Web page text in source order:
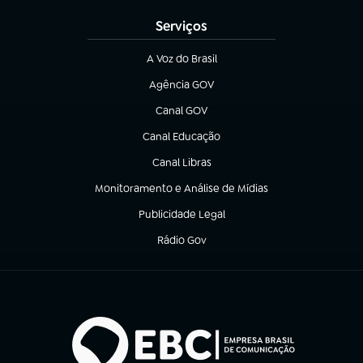
Serviços
A Voz do Brasil
(abre em nova aba)
Agência GOV
(abre em nova aba)
Canal GOV
(abre em nova aba)
Canal Educação
(abre em nova aba)
Canal Libras
(abre em nova aba)
Monitoramento e Análise de Mídias
(abre em nova aba)
Publicidade Legal
(abre em nova aba)
Rádio Gov
(abre em nova aba)